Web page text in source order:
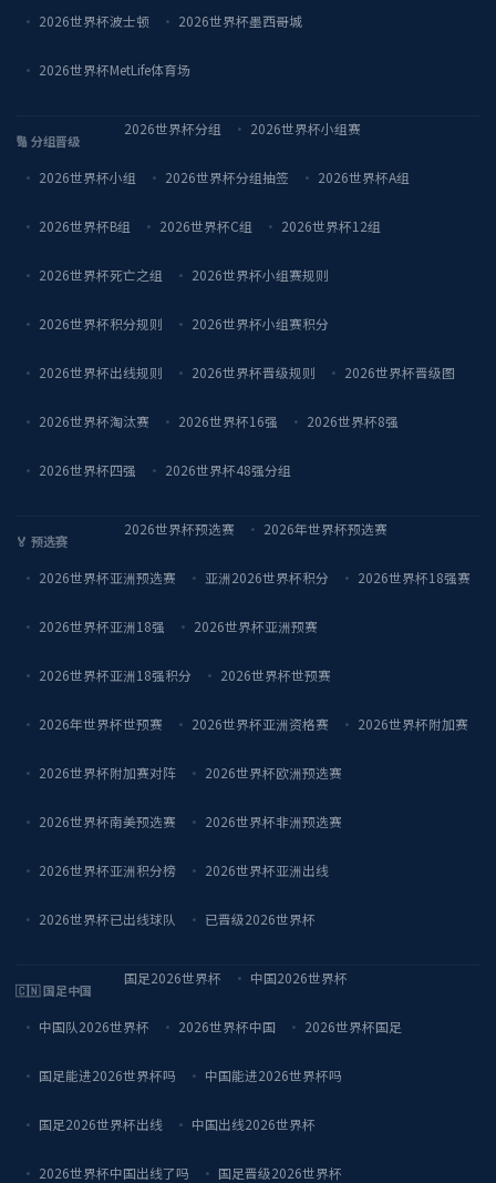
2026世界杯波士顿 2026世界杯墨西哥城
2026世界杯MetLife体育场
🔢 分组晋级
2026世界杯分组 2026世界杯小组赛
2026世界杯小组 2026世界杯分组抽签 2026世界杯A组
2026世界杯B组 2026世界杯C组 2026世界杯12组
2026世界杯死亡之组 2026世界杯小组赛规则
2026世界杯积分规则 2026世界杯小组赛积分
2026世界杯出线规则 2026世界杯晋级规则 2026世界杯晋级图
2026世界杯淘汰赛 2026世界杯16强 2026世界杯8强
2026世界杯四强 2026世界杯48强分组
🏅 预选赛
2026世界杯预选赛 2026年世界杯预选赛
2026世界杯亚洲预选赛 亚洲2026世界杯积分 2026世界杯18强赛
2026世界杯亚洲18强 2026世界杯亚洲预赛
2026世界杯亚洲18强积分 2026世界杯世预赛
2026年世界杯世预赛 2026世界杯亚洲资格赛 2026世界杯附加赛
2026世界杯附加赛对阵 2026世界杯欧洲预选赛
2026世界杯南美预选赛 2026世界杯非洲预选赛
2026世界杯亚洲积分榜 2026世界杯亚洲出线
2026世界杯已出线球队 已晋级2026世界杯
🇨🇳 国足中国
国足2026世界杯 中国2026世界杯
中国队2026世界杯 2026世界杯中国 2026世界杯国足
国足能进2026世界杯吗 中国能进2026世界杯吗
国足2026世界杯出线 中国出线2026世界杯
2026世界杯中国出线了吗 国足晋级2026世界杯